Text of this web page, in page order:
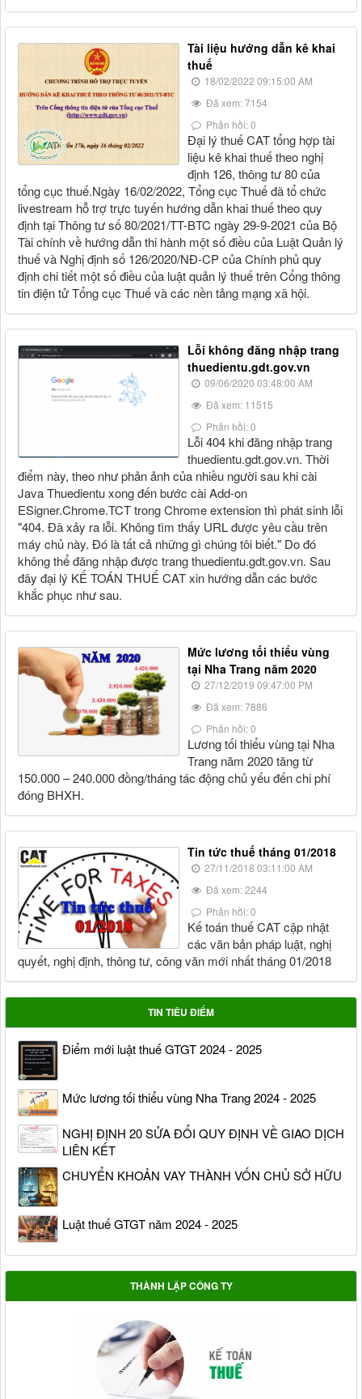
Tài liệu hướng dẫn kê khai
thuế
18/02/2022 09:15:00 AM
Đã xem: 7154
Phản hồi: 0
Đại lý thuế CAT tổng hợp tài
liệu kê khai thuế theo nghị
định 126, thông tư 80 của
tổng cục thuế.Ngày 16/02/2022, Tổng cục Thuế đã tổ chức
livestream hỗ trợ trực tuyến hướng dẫn khai thuế theo quy
định tại Thông tư số 80/2021/TT-BTC ngày 29-9-2021 của Bộ
Tài chính về hướng dẫn thi hành một số điều của Luật Quản lý
thuế và Nghị định số 126/2020/NĐ-CP của Chính phủ quy
định chi tiết một số điều của luật quản lý thuế trên Cổng thông
tin điện tử Tổng cục Thuế và các nền tảng mạng xã hội.
Lỗi không đăng nhập trang
thuedientu.gdt.gov.vn
09/06/2020 03:48:00 AM
Đã xem: 11515
Phản hồi: 0
Lỗi 404 khi đăng nhập trang
thuedientu.gdt.gov.vn. Thời
điểm này, theo như phản ảnh của nhiều người sau khi cài
Java Thuedientu xong đến bước cài Add-on
ESigner.Chrome.TCT trong Chrome extension thì phát sinh lỗi
"404. Đã xảy ra lỗi. Không tìm thấy URL được yêu cầu trên
máy chủ này. Đó là tất cả những gì chúng tôi biết." Do đó
không thể đăng nhập được trang thuedientu.gdt.gov.vn. Sau
đây đại lý KẾ TOÁN THUẾ CAT xin hướng dẫn các bước
khắc phục như sau.
Mức lương tối thiểu vùng
tại Nha Trang năm 2020
27/12/2019 09:47:00 PM
Đã xem: 7886
Phản hồi: 0
Lương tối thiểu vùng tại Nha
Trang năm 2020 tăng từ
150.000 – 240.000 đồng/tháng tác động chủ yếu đến chi phí
đóng BHXH.
Tin tức thuế tháng 01/2018
27/11/2018 03:11:00 AM
Đã xem: 2244
Phản hồi: 0
Kế toán thuế CAT cập nhật
các văn bản pháp luật, nghị
quyết, nghị định, thông tư, công văn mới nhất tháng 01/2018
TIN TIÊU ĐIỂM
Điểm mới luật thuế GTGT 2024 - 2025
Mức lương tối thiểu vùng Nha Trang 2024 - 2025
NGHỊ ĐỊNH 20 SỬA ĐỔI QUY ĐỊNH VỀ GIAO DỊCH
LIÊN KẾT
CHUYỂN KHOẢN VAY THÀNH VỐN CHỦ SỞ HỮU
Luật thuế GTGT năm 2024 - 2025
THÀNH LẬP CÔNG TY